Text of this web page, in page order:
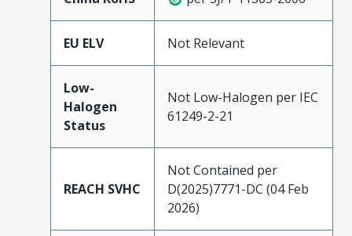
EU ELV Not Relevant
Low-
Halogen
Status
Not Low-Halogen per IEC
61249-2-21
REACH SVHC
Not Contained per
D(2025)7771-DC (04 Feb
2026)